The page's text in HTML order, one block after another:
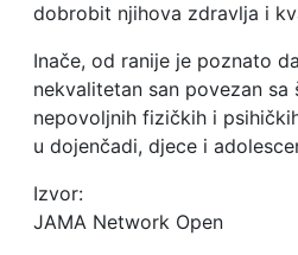
dobrobit njihova zdravlja i
Inače, od ranije je poznato
nekvalitetan san povezan sa
nepovoljnih fizičkih i
u dojenčadi, djece i
Izvor:
JAMA Network Open